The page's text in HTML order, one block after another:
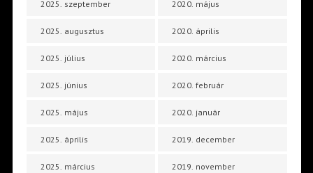
2025. szeptember
2025. augusztus
2025. július
2025. június
2025. május
2025. április
2025. március
2020. május
2020. április
2020. március
2020. február
2020. január
2019. december
2019. november